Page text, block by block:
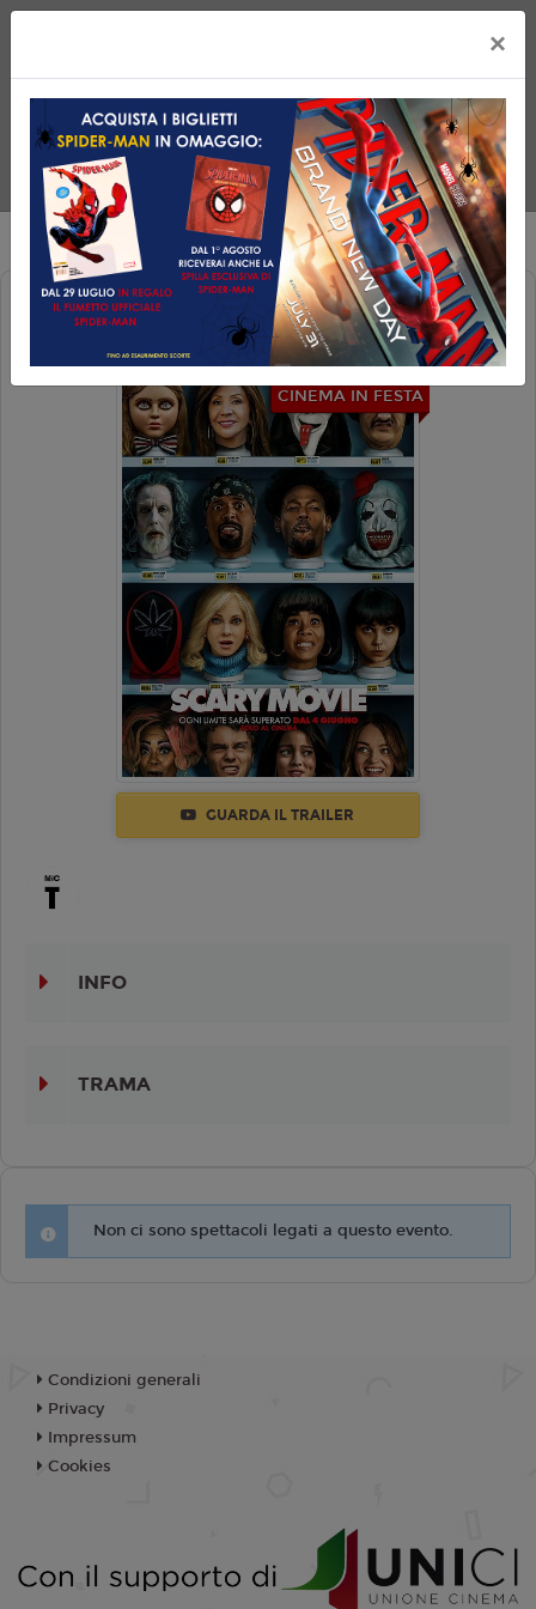
SCARY MOVIE 6
CINEMA IN FESTA
GUARDA IL TRAILER
INFO
TRAMA
Non ci sono spettacoli legati a questo evento.
×
Condizioni generali
Privacy
Impressum
Cookies